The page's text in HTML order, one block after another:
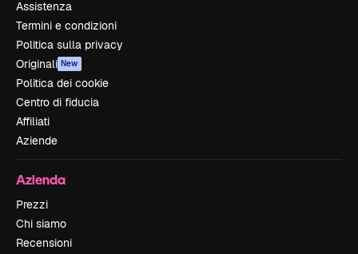
Assistenza
Termini e condizioni
Politica sulla privacy
Originali New
Politica dei cookie
Centro di fiducia
Affiliati
Aziende
Azienda
Prezzi
Chi siamo
Recensioni